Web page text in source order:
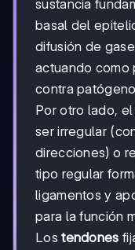
sustancia
basal del
difusión de
actuando como
contra
Por otro lado,
ser irregular
direcciones) o
tipo regular
ligamentos y
para la función
Lostendones